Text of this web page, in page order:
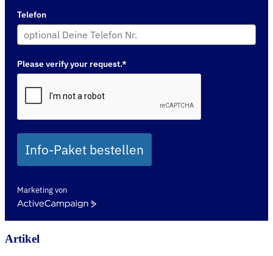
Telefon
Please verify your request.*
Info-Paket bestellen
Marketing von
ActiveCampaign
Artikel